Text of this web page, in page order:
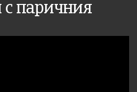
паричния